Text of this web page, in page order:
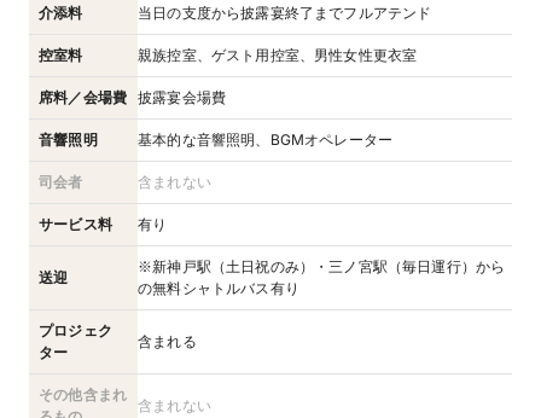
介添料 当日の支度から披露宴終了までフルアテンド
控室料 親族控室、ゲスト用控室、男性女性更衣室
席料／会場費 披露宴会場費
音響照明 基本的な音響照明、BGMオペレーター
司会者 含まれない
サービス料 有り
送迎
※新神戸駅（土日祝のみ）・三ノ宮駅（毎日運行）から
の無料シャトルバス有り
プロジェク
ター
含まれる
その他含まれ
含まれない